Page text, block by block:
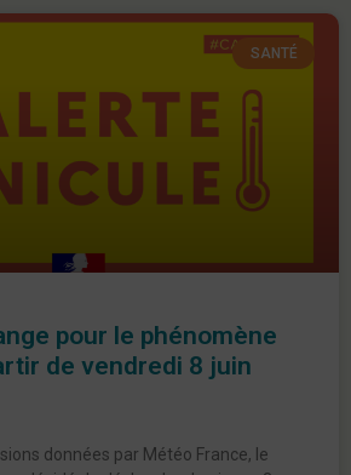
SANTÉ
pour le phénomène
de vendredi 8 juin
données par Météo France, le